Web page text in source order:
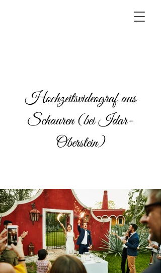
Hochzeitsvideograf aus
Schauren (bei Idar-
Oberstein)